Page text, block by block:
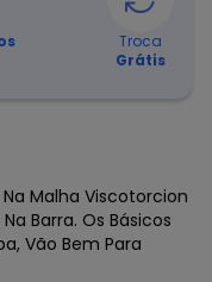
Troca
Grátis
Malha Viscotorcion
Barra. Os Básicos
Vão Bem Para